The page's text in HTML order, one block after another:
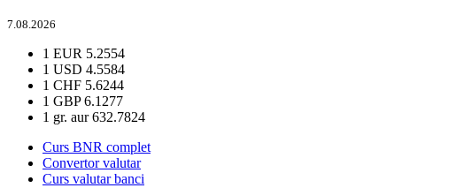
7.08.2026
1 EUR 5.2554
1 USD 4.5584
1 CHF 5.6244
1 GBP6.1277
1 gr. aur632.7824
Curs BNR complet
Convertor valutar
Curs valutar banci